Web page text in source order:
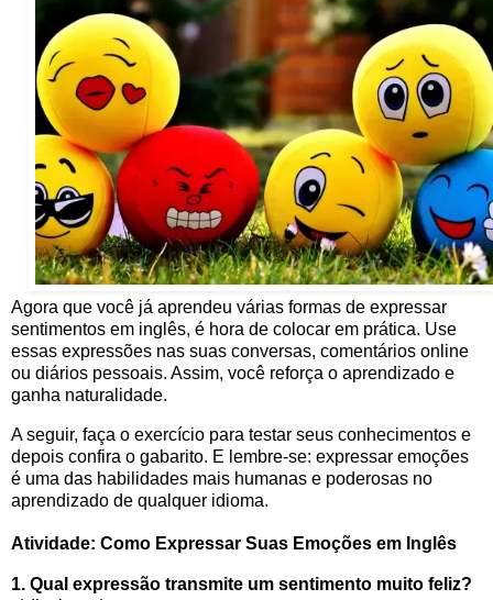
Agora que você já aprendeu várias formas de expressar
sentimentos em inglês, é hora de colocar em prática. Use
essas expressões nas suas conversas, comentários online
ou diários pessoais. Assim, você reforça o aprendizado e
ganha naturalidade.
A seguir, faça o exercício para testar seus conhecimentos e
depois confira o gabarito. E lembre-se: expressar emoções
é uma das habilidades mais humanas e poderosas no
aprendizado de qualquer idioma.
Atividade: Como Expressar Suas Emoções em Inglês
1. Qual expressão transmite um sentimento muito feliz?